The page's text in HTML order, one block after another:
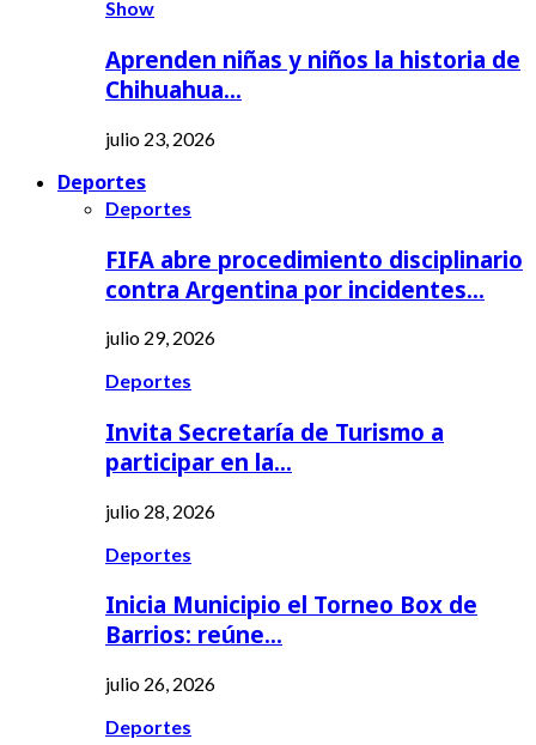
Show
Aprenden niñas y niños la historia de
Chihuahua…
julio 23, 2026
Deportes
Deportes
FIFA abre procedimiento disciplinario
contra Argentina por incidentes…
julio 29, 2026
Deportes
Invita Secretaría de Turismo a
participar en la…
julio 28, 2026
Deportes
Inicia Municipio el Torneo Box de
Barrios: reúne…
julio 26, 2026
Deportes